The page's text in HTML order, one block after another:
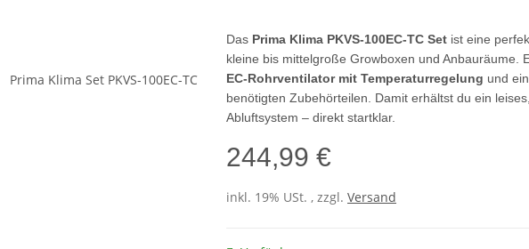
Das Prima Klima PKVS-100EC-TC Set ist eine
kleine bis mittelgroße Growboxen und Anbauräume.
EC-Rohrventilator mit Temperaturregelung und
benötigten Zubehörteilen. Damit erhältst du ein
Abluftsystem – direkt startklar.
244,99 €
inkl. 19% USt. , zzgl. Versand